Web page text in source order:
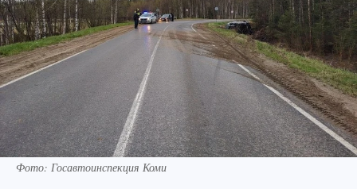
Фото: Госавтоинспекция Коми